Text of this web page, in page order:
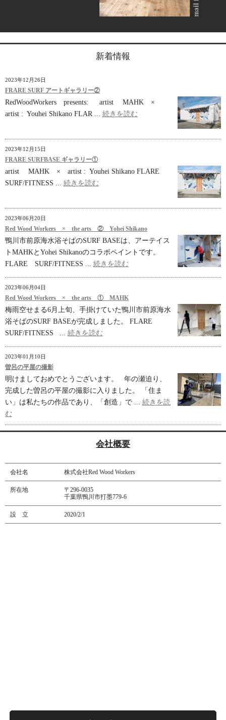
新着情報
2023年12月26日
FRARE SURF アートギャラリー②
RedWoodWorkers presents: artist MAHK ×
artist : Youhei Shikano FLAR ... 続きを読む
2023年12月15日
FRARE SURFBASE ギャラリー①
artist MAHK × artist : Youhei Shikano FLARE
SURF/FITNESS ... 続きを読む
2023年06月20日
Red Wood Workers × the arts ② Yohei Shikano
鴨川市前原海水浴そばのSURF BASEは、アーテイス
トMAHKとYohei Shikanoのコラボペイントです。
FLARE SURF/FITNESS ... 続きを読む
2023年06月04日
Red Wood Workers × the arts ① MAHK
梅雨空せまる6月上旬、手掛けていた鴨川市前原海水
浴そばのSURF BASEが完成しました。 FLARE
SURF/FITNESS ... 続きを読む
2023年01月10日
曽呂の平屋の撮影
明けましておめでとうございます。 年の瀬迫り、
完成した曽呂の平屋の撮影に入りました。 「住ま
い」は私たちの作品であり、「創造」で ... 続きを読
む
会社概要
会社名 株式会社Red Wood Workers
所在地
〒296-0035
千葉県鴨川市打墨779-6
設 立 2020/2/1